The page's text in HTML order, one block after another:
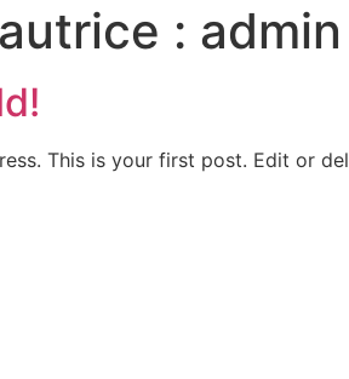
: admin
This is your first post. Edit or